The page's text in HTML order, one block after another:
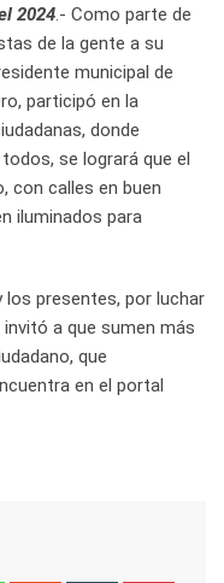
2024.- Como parte de
de la gente a su
municipal de
participó en la
donde
se logrará que el
con calles en buen
iluminados para
los presentes, por luchar
a que sumen más
que
en el portal